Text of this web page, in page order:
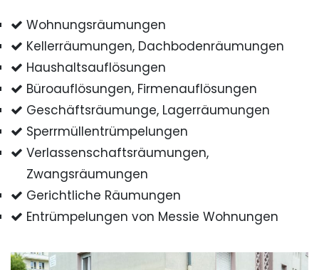
Wohnungsräumungen
Kellerräumungen, Dachbodenräumungen
Haushaltsauflösungen
Büroauflösungen, Firmenauflösungen
Geschäftsräumunge, Lagerräumungen
Sperrmüllentrümpelungen
Verlassenschaftsräumungen,
Zwangsräumungen
Gerichtliche Räumungen
Entrümpelungen von Messie Wohnungen